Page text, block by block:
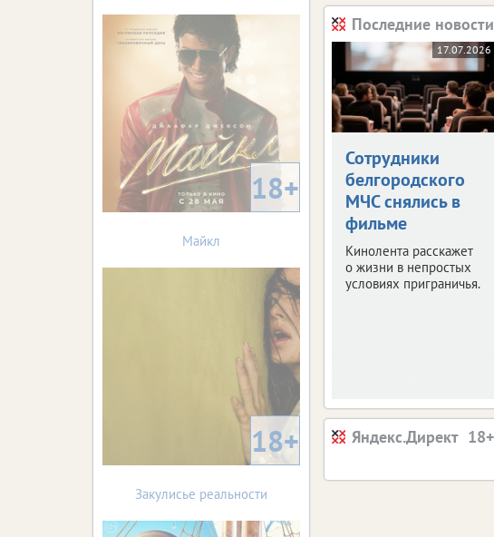
Последние новости
17.07.2026
Сотрудники
белгородского
МЧС снялись в
фильме
Кинолента расскажет
о жизни в непростых
условиях приграничья.
Яндекс.Директ
18+
Майкл
18+
Закулисье реальности